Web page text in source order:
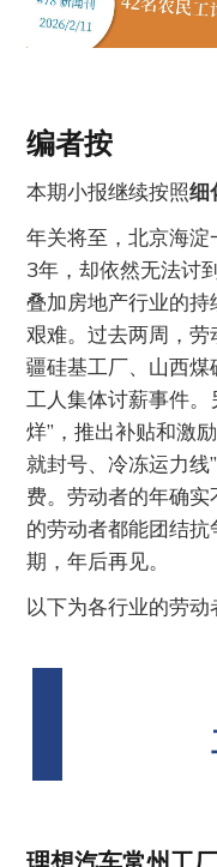
编者按
本期小报继续按照细
年关将至，北京海
3年，却依然无法讨
叠加房地产行业的
艰难。过去两周，
疆硅基工厂、山西
工人集体讨薪事件
烊”，推出补贴和激
就封号、冷冻运力
费。劳动者的年确
的劳动者都能团结
期，年后再见。
以下为各行业的劳动